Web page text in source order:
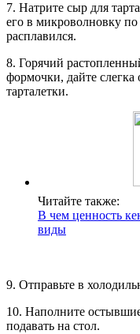
7. Натрите сыр для
его в микроволновку
расплавился.
8. Горячий
формочки, дайте
тарталетки.
Читайте также:
В чем ценность
виды
9. Отправьте в
10. Наполните
подавать на стол.